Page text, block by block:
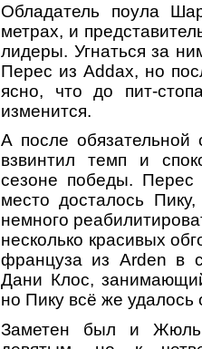
Обладатель поула
метрах, и
лидеры. Угнаться за
Перес из Addax, но
ясно, что до пит-
изменится.
А после
взвинтил темп и
сезоне победы.
место досталось
немного
несколько красивых
француза из Arden в
Дани Клос,
но Пику всё же удалось
Заметен был и Жюль